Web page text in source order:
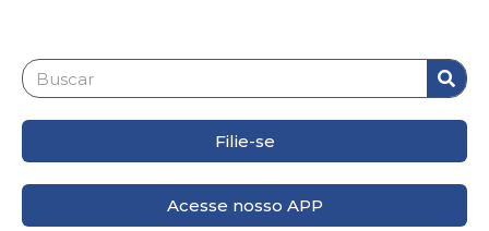
Filie-se
Acesse nosso APP